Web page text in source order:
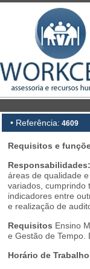
• Referência: 4609
Requisitos e
Responsabilidades:
áreas de qualidade
variados, cumprindo
indicadores entre
e realização de
Requisitos Ensino
e Gestão de Tempo.
Horário de